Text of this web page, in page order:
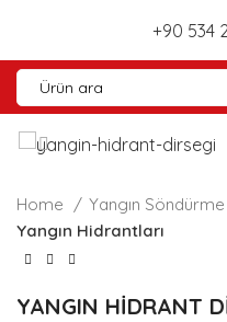
+90 534
Home
Yangın
Yangın Hidrantları
YANGIN HİDRANT